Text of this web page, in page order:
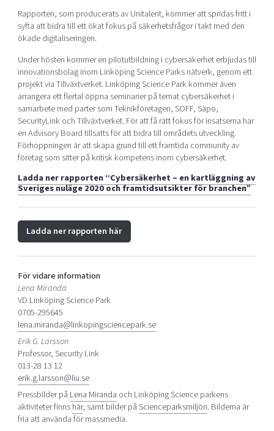
Rapporten, som producerats av Unitalent, kommer att spridas fritt i
syfta att bidra till ett ökat fokus på säkerhetsfrågor i takt med den
ökade digitaliseringen.
Under hösten kommer en pilotutbildning i cybersäkerhet erbjudas till
innovationsbolag inom Linköping Science Parks nätverk, genom ett
projekt via Tillväxtverket. Linköping Science Park kommer även
arrangera ett flertal öppna seminarier på temat cybersäkerhet i
samarbete med parter som Teknikföretagen, SOFF, Säpo,
SecurityLink och Tillväxtverket. För att få rätt fokus för insatserna har
en Advisory Board tillsatts för att bidra till områdets utveckling.
Förhoppningen är att skapa grund till ett framtida community av
företag som sitter på kritisk kompetens inom cybersäkerhet.
Ladda ner rapporten “Cybersäkerhet – en kartläggning av
Sveriges nuläge 2020 och framtidsutsikter för branchen”
Ladda ner rapporten här
För vidare information
Lena Miranda
VD Linköping Science Park
0705-295645
lena.miranda@linkopingsciencepark.se
Erik G. Larsson
Professor, Security Link
013-28 13 12
erik.g.larsson@liu.se
Pressbilder på Lena Miranda och Linköping Science parkens
aktiviteter finnshär, samt bilder påScienceparksmiljön. Bilderna är
fria att använda för massmedia.